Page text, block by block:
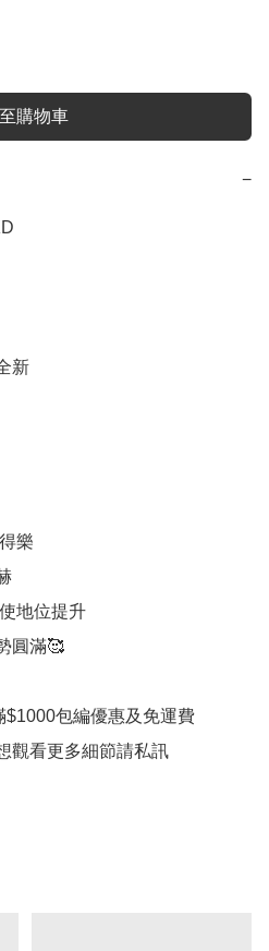
購物車
−
新
樂
地位提升
圓滿🥰
包編優惠及免運費
觀看更多細節請私訊